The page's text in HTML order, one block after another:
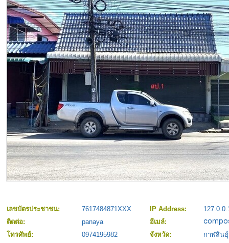
เลขบัตรประชาชน: 7617484871XXX IP Address:
ติดต่อ:
panaya
อีเมล์:
โทรศัพย์:
0974195982 จังหวัด:
กาฬสินธุ์